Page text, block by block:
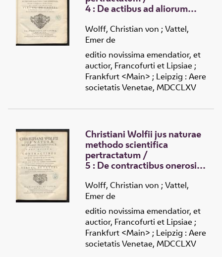
4 :De actibus ad aliorum
specie, ubi agitur de
donationibus et de
contractibus tam beneficis,
quam onerosis praecipuis
Wolff, Christian von ; Vattel,
Emer de
editio novissima emendatior, et
auctior, Francofurti et Lipsiae ;
Frankfurt <Main> ; Leipzig : Aere
societatis Venetae, MDCCLXV
Christiani Wolfii jus naturae
methodo scientifica
pertractatum/
5 :De contractibus onerosis
Modis tollendi obligationem
ex Contractu, et de jure in re
sua alteri constituto, veluti
pignore, hypotheca et
servitutibus
Wolff, Christian von ; Vattel,
Emer de
editio novissima emendatior, et
auctior, Francofurti et Lipsiae ;
Frankfurt <Main> ; Leipzig : Aere
societatis Venetae, MDCCLXV